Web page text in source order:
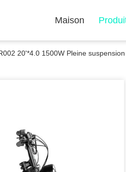
Maison
20'*4.0 1500W Pleine